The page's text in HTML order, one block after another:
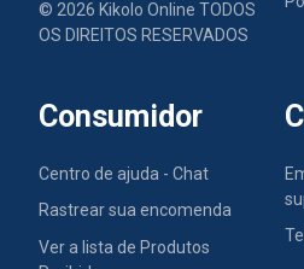
© 2026 Kikolo Online TODOS
OS DIREITOS RESERVADOS
Consumidor
Centro de ajuda - Chat
Rastrear sua encomenda
Ver a lista de Produtos